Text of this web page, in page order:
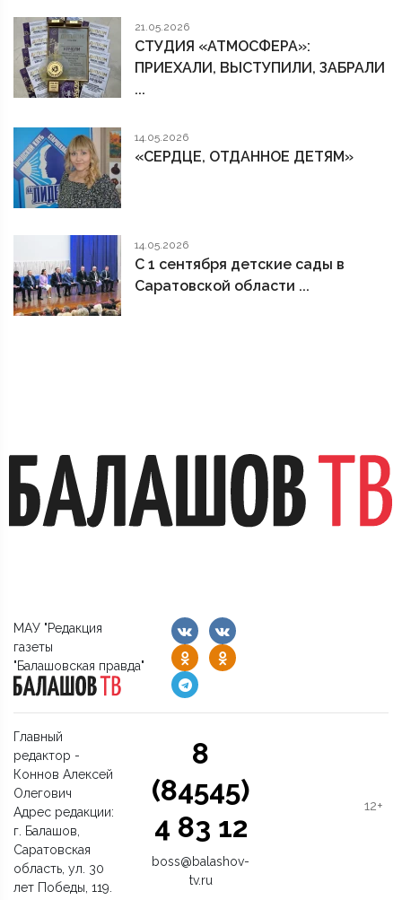
21.05.2026
СТУДИЯ «АТМОСФЕРА»:
ПРИЕХАЛИ, ВЫСТУПИЛИ, ЗАБРАЛИ
...
14.05.2026
«СЕРДЦЕ, ОТДАННОЕ ДЕТЯМ»
14.05.2026
С 1 сентября детские сады в
Саратовской области ...
МАУ "Редакция
газеты
"Балашовская правда"
Главный
редактор -
Коннов Алексей
Олегович
Адрес редакции:
г. Балашов,
Саратовская
область, ул. 30
лет Победы, 119.
8
(84545)
4 83 12
boss@balashov-
tv.ru
12+